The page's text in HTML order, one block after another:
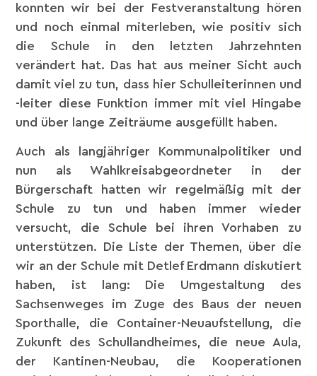
konnten wir bei der Festveranstaltung hören
und noch einmal miterleben, wie positiv sich
die Schule in den letzten Jahrzehnten
verändert hat. Das hat aus meiner Sicht auch
damit viel zu tun, dass hier Schulleiterinnen und
-leiter diese Funktion immer mit viel Hingabe
und über lange Zeiträume ausgefüllt haben.
Auch als langjähriger Kommunalpolitiker und
nun als Wahlkreisabgeordneter in der
Bürgerschaft hatten wir regelmäßig mit der
Schule zu tun und haben immer wieder
versucht, die Schule bei ihren Vorhaben zu
unterstützen. Die Liste der Themen, über die
wir an der Schule mit Detlef Erdmann diskutiert
haben, ist lang: Die Umgestaltung des
Sachsenweges im Zuge des Baus der neuen
Sporthalle, die Container-Neuaufstellung, die
Zukunft des Schullandheimes, die neue Aula,
der Kantinen-Neubau, die Kooperationen